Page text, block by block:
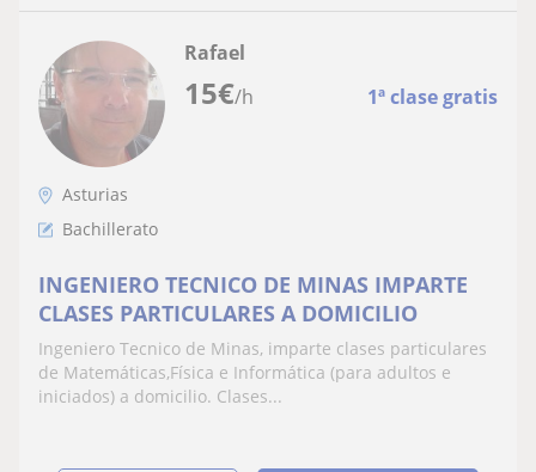
15€/h 1ª clase gratis
Rafael
Asturias
Bachillerato
INGENIERO TECNICO DE MINAS IMPARTE
CLASES PARTICULARES A DOMICILIO
Ingeniero Tecnico de Minas, imparte clases particulares
de Matemáticas,Física e Informática (para adultos e
iniciados) a domicilio. Clases...